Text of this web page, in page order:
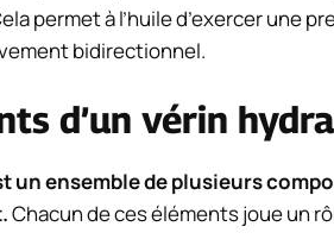
permet à l’huile d’exercer une
bidirectionnel.
d’un vérin
un ensemble de plusieurs
Chacun de ces éléments joue un